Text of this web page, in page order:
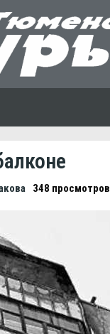
348 просмотров